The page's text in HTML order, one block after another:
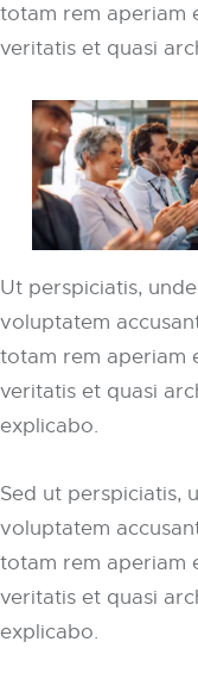
totam rem aperiam
veritatis et quasi
Ut perspiciatis,
voluptatem
totam rem aperiam
veritatis et quasi
explicabo.
Sed ut perspiciatis,
voluptatem
totam rem aperiam
veritatis et quasi
explicabo.